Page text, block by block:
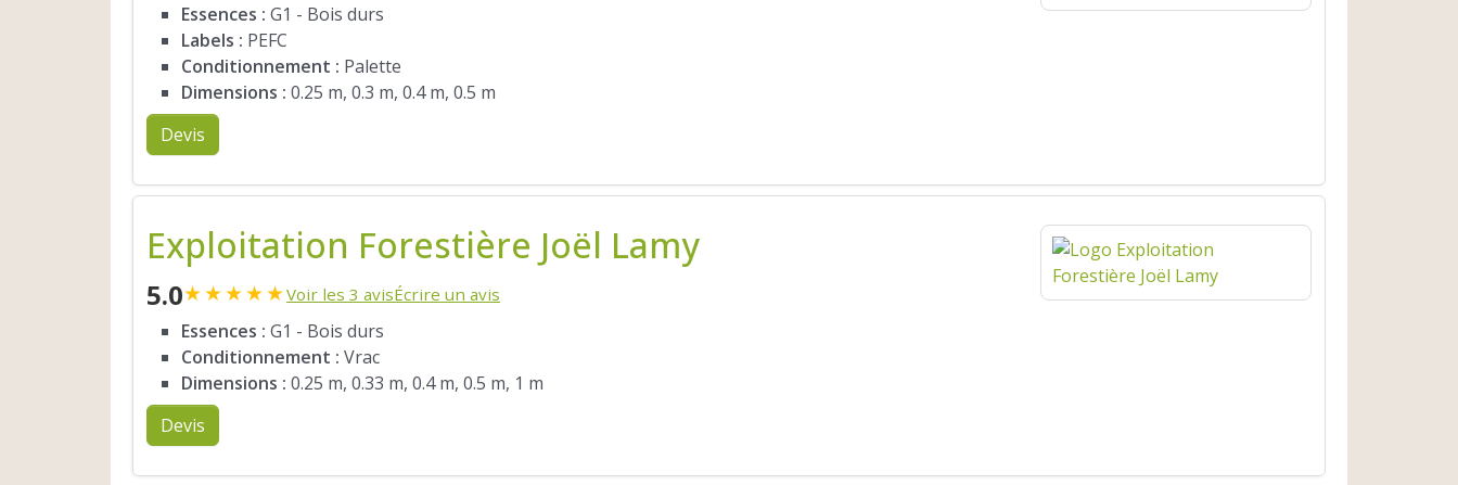
Essences : G1 - Bois durs
Labels : PEFC
Conditionnement : Palette
Dimensions : 0.25 m, 0.3 m, 0.4 m, 0.5 m
Devis
Exploitation Forestière Joël Lamy
5.0★★★★★Voir les 3 avisÉcrire un avis
Essences : G1 - Bois durs
Conditionnement : Vrac
Dimensions : 0.25 m, 0.33 m, 0.4 m, 0.5 m, 1 m
Devis